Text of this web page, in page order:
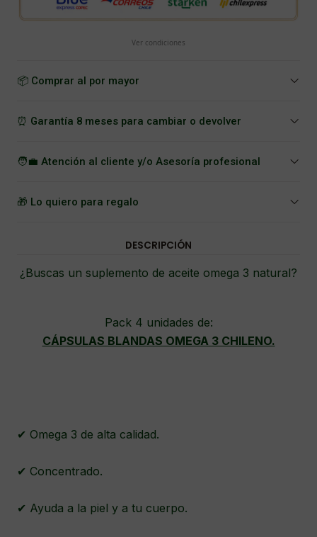
Ver condiciones
📦 Comprar al por mayor
⏰ Garantía 8 meses para cambiar o devolver
🧑‍💼 Atención al cliente y/o Asesoría profesional
🎁 Lo quiero para regalo
DESCRIPCIÓN
¿Buscas un suplemento de aceite omega 3 natural?
Pack 4 unidades de:
CÁPSULAS BLANDAS OMEGA 3 CHILENO.
✔ Omega 3 de alta calidad.
✔ Concentrado.
✔ Ayuda a la piel y a tu cuerpo.